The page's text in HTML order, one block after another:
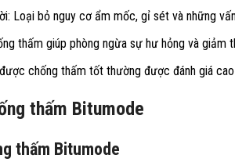
Loại bỏ nguy cơ ẩm mốc, gỉ sét và những
thấm giúp phòng ngừa sự hư hỏng và giảm
chống thấm tốt thường được đánh giá
thấm Bitumode
thấm Bitumode